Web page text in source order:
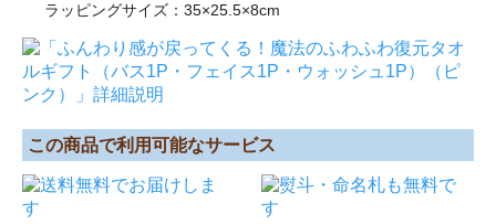
ラッピングサイズ：35×25.5×8cm
この商品で利用可能なサービス